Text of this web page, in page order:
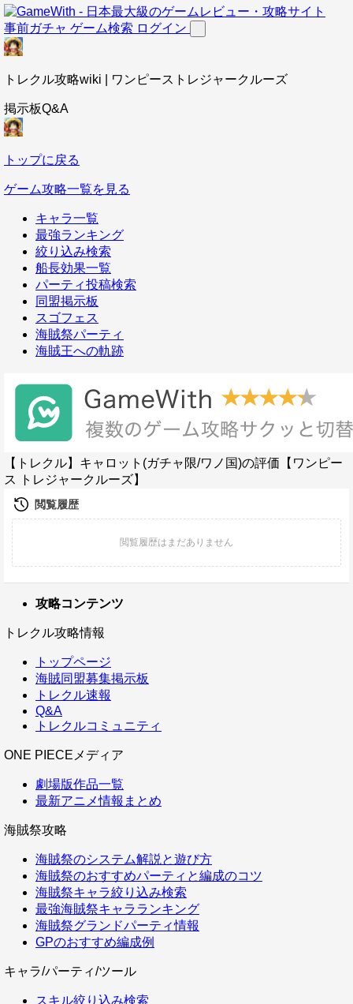
事前ガチャ ゲーム検索 ログイン
トレクル攻略wiki | ワンピーストレジャークルーズ
掲示板Q&A
トップに戻る
ゲーム攻略一覧を見る
キャラ一覧
最強ランキング
絞り込み検索
船長効果一覧
パーティ投稿検索
同盟掲示板
スゴフェス
海賊祭パーティ
海賊王への軌跡
【トレクル】キャロット(ガチャ限/ワノ国)の評価【ワンピー
ス トレジャークルーズ】
攻略コンテンツ
トレクル攻略情報
トップページ
海賊同盟募集掲示板
トレクル速報
Q&A
トレクルコミュニティ
ONE PIECEメディア
劇場版作品一覧
最新アニメ情報まとめ
海賊祭攻略
海賊祭のシステム解説と遊び方
海賊祭のおすすめパーティと編成のコツ
海賊祭キャラ絞り込み検索
最強海賊祭キャラランキング
海賊祭グランドパーティ情報
GPのおすすめ編成例
キャラ/パーティ/ツール
スキル絞り込み検索